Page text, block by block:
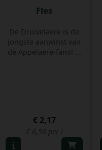
Fles
De Druivelaere is de
jongste aanwinst van
de Appelaere-famil ...
€ 2,17
€ 6,58 per l